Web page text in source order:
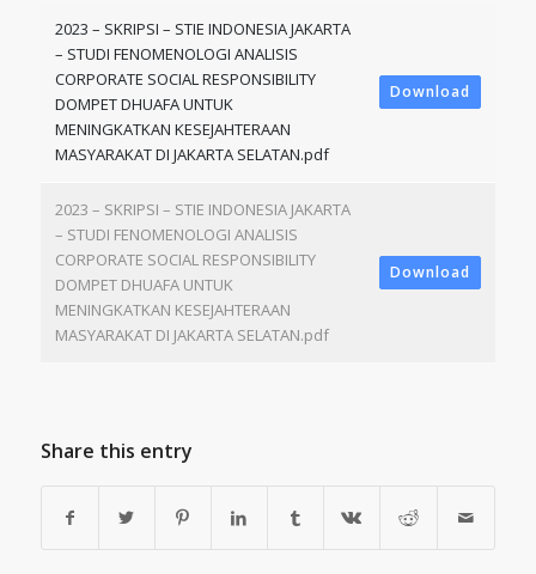
2023 – SKRIPSI – STIE INDONESIA JAKARTA
– STUDI FENOMENOLOGI ANALISIS
CORPORATE SOCIAL RESPONSIBILITY
DOMPET DHUAFA UNTUK
MENINGKATKAN KESEJAHTERAAN
MASYARAKAT DI JAKARTA SELATAN.pdf
Download
2023 – SKRIPSI – STIE INDONESIA JAKARTA
– STUDI FENOMENOLOGI ANALISIS
CORPORATE SOCIAL RESPONSIBILITY
DOMPET DHUAFA UNTUK
MENINGKATKAN KESEJAHTERAAN
MASYARAKAT DI JAKARTA SELATAN.pdf
Download
Share this entry